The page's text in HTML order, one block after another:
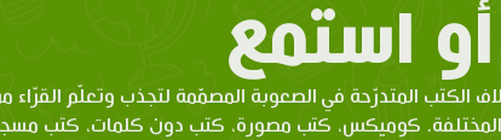
أو استمع
الكتب المتدرّحة في الصعوبة المصمّمة لتجذب وتعلّم القرّاء
المختلفة. كوميكس، كتب مصورة، كتب دون كلمات، كتب